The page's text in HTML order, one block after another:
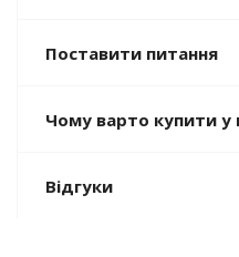
Поставити питання
Чому варто купити у
Відгуки